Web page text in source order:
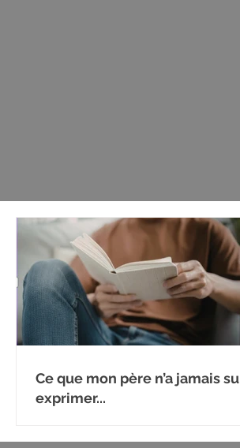
Ce que mon père n’a jamais su
exprimer...